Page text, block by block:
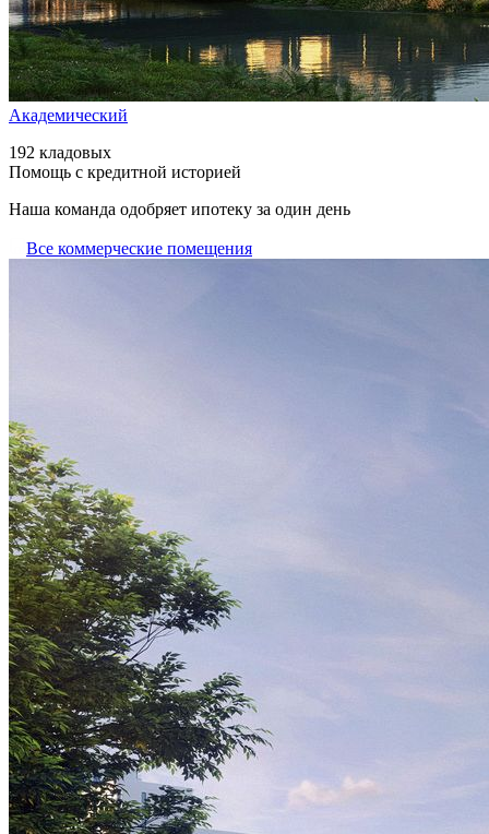
Академический
192 кладовых
Помощь с кредитной историей
Наша команда одобряет ипотеку за один день
Все коммерческие помещения